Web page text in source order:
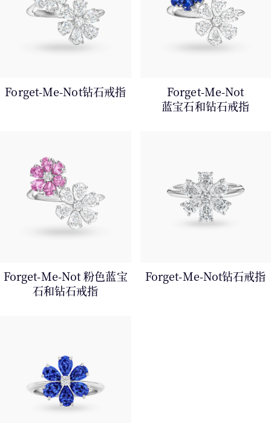
Forget-Me-Not钻石戒指
Forget-Me-Not
蓝⁠宝⁠石⁠和⁠钻⁠石⁠戒⁠指
Forget-Me-Not 粉色蓝宝
石和钻石戒指
Forget-Me-Not钻石戒指